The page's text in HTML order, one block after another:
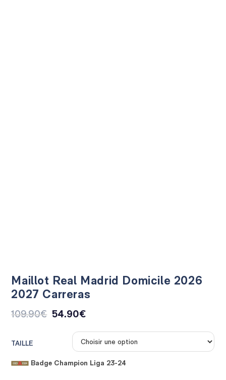
Maillot Real Madrid Domicile 2026
2027 Carreras
109.90€ 54.90€
TAILLE
Badge Champion Liga 23-24